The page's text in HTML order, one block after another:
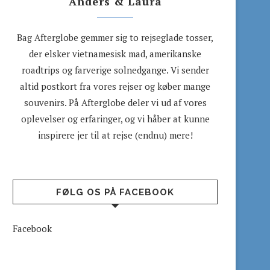
Bag Afterglobe gemmer sig to rejseglade tosser,
der elsker vietnamesisk mad, amerikanske
roadtrips og farverige solnedgange. Vi sender
altid postkort fra vores rejser og køber mange
souvenirs. På Afterglobe deler vi ud af vores
oplevelser og erfaringer, og vi håber at kunne
inspirere jer til at rejse (endnu) mere!
FØLG OS PÅ FACEBOOK
Facebook